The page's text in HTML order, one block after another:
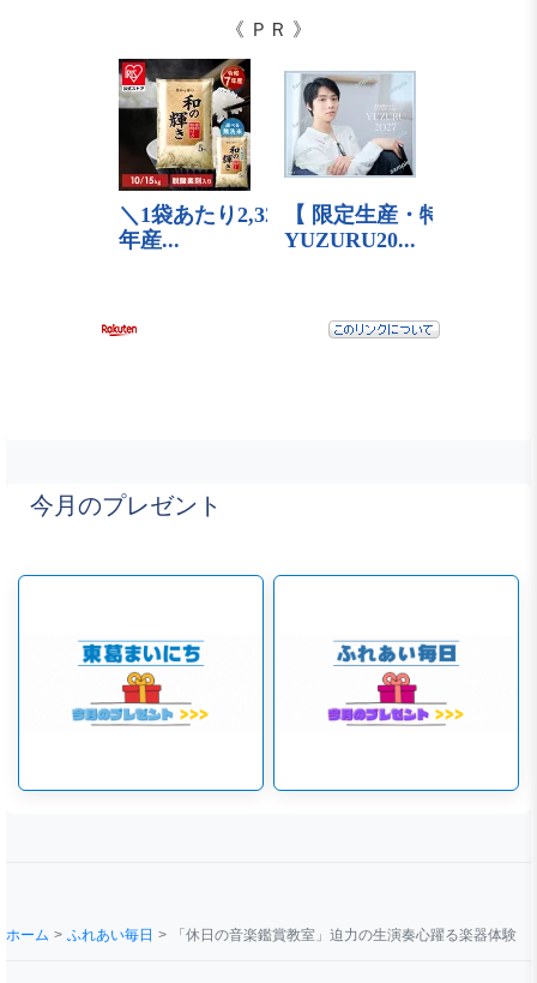
《 ＰＲ 》
今月のプレゼント
ホーム ふれあい毎日 「休⽇の⾳楽鑑賞教室」迫⼒の⽣演奏⼼躍る楽器体験